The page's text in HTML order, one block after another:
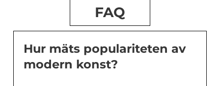
FAQ
Hur mäts populariteten av
modern konst?